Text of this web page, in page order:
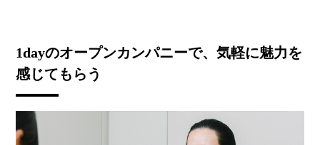
1dayのオープンカンパニーで、気軽に魅力を
感じてもらう